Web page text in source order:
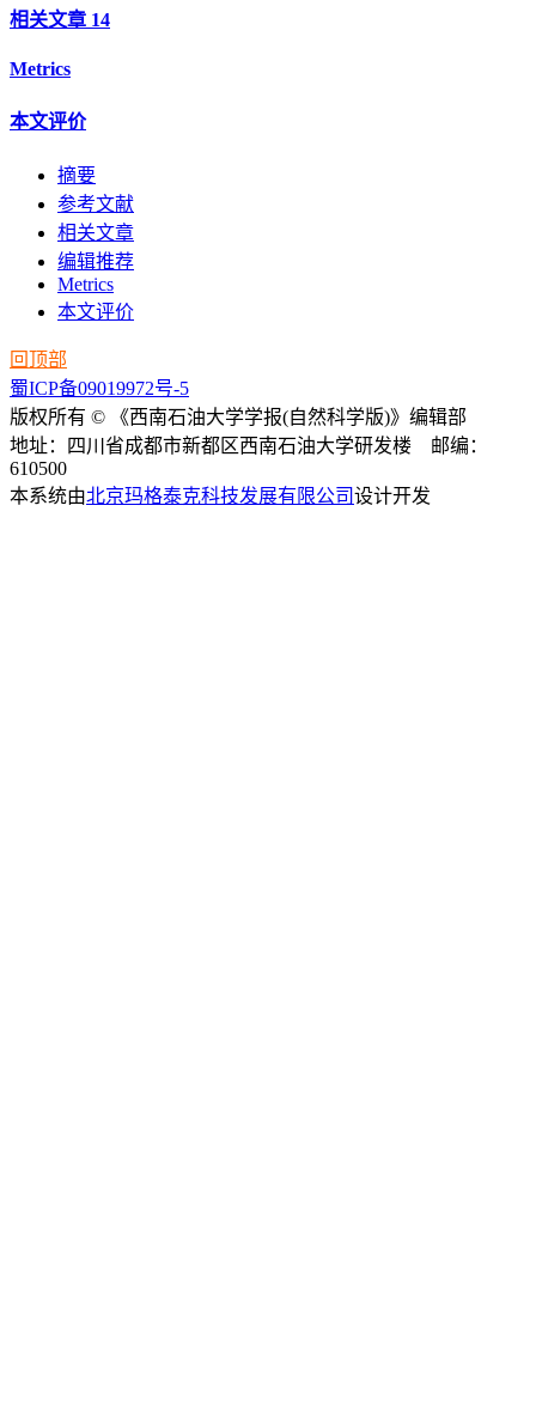
相关文章 14
Metrics
本文评价
摘要
参考文献
相关文章
编辑推荐
Metrics
本文评价
回顶部
蜀ICP备09019972号-5
版权所有 © 《西南石油大学学报(自然科学版)》编辑部
地址：四川省成都市新都区西南石油大学研发楼 邮编：
610500
本系统由北京玛格泰克科技发展有限公司设计开发